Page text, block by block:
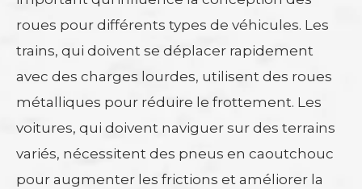
roues pour différents types de véhicules. Les
trains, qui doivent se déplacer rapidement
avec des charges lourdes, utilisent des roues
métalliques pour réduire le frottement. Les
voitures, qui doivent naviguer sur des terrains
variés, nécessitent des pneus en caoutchouc
pour augmenter les frictions et améliorer la